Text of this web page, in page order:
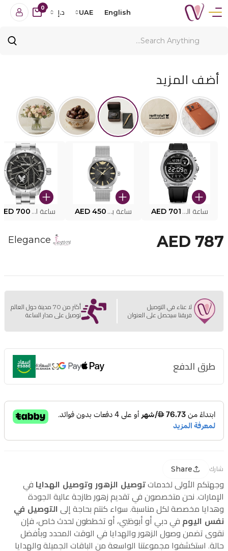
English
UAE د.إ
0
أضف المزيد
ساعة البوليس الذكية MY.AVATAR PEIUN0000101 AED 701 ساعة بوليس للرجال PEWJG0005002 AED 450 ساعة البوليس PEWJG2227302 700
AED 787
Elegance
لا عناء في التوصيل
فريقنا سيحصل على العنوان
أكثر من 70 مدينة حول العالم
توصيل على مدار الساعة
طرق الدفع
شارك Share
وجهتكم الأولى لخدمات توصيل الزهور وتوصيل الهدايا في
الإمارات. نحن متخصصون في تقديم زهور طازجة عالية الجودة
وهدايا مخصصة لكل مناسبة. سواء كنتم بحاجة إلى التوصيل في
نفس اليوم في دبي أو أبوظبي، أو تخططون لحدث خاص، فإن
نقوى تضمن وصول الزهور والهدايا في الوقت المحدد وبأفضل
حالة. استكشفوا مجموعتنا الواسعة من الباقات الجميلة والهدايا